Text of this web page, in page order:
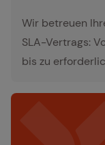
Wir betreuen
SLA-Vertrags:
bis zu